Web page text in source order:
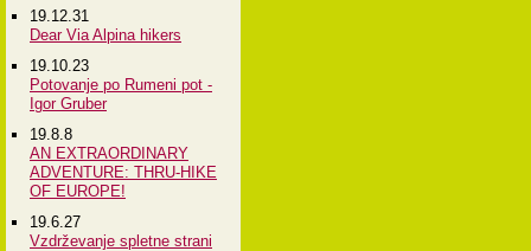
19.12.31
Dear Via Alpina hikers
19.10.23
Potovanje po Rumeni pot -
Igor Gruber
19.8.8
AN EXTRAORDINARY
ADVENTURE: THRU-HIKE
OF EUROPE!
19.6.27
Vzdrževanje spletne strani